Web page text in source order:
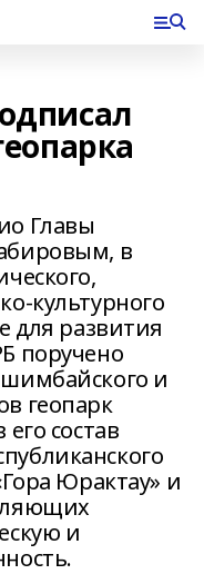
Главы
в
культурного
для развития
поручено
и
геопарк
состав
Юрактау» и
и